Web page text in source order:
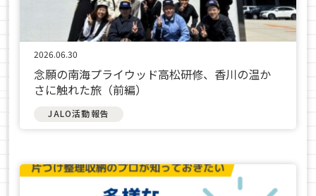
2026.06.30
念願の南海プライウッド高松研修、香川の温か
さに触れた旅（前編）
JALO活動報告